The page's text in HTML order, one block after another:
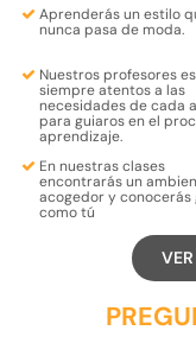
Aprenderás unestilo
nunca pasa demoda.
Nuestrosprofesores
siempreatentosa las
necesidades de cada
para guiaros en el
aprendizaje.
En nuestras clases
encontrarás un
acogedor y conocerás
como tú